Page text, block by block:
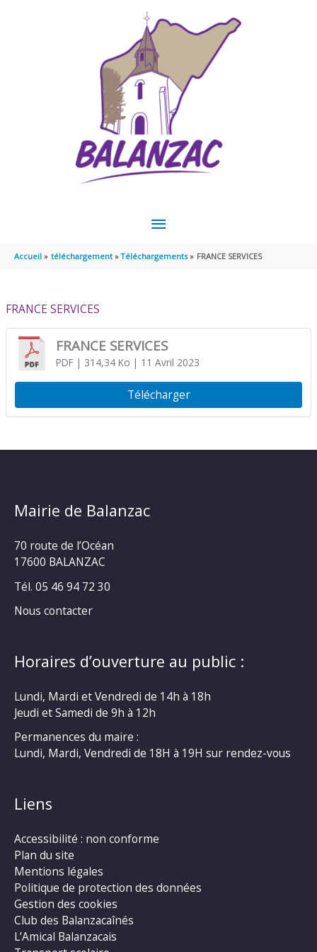
MENU
PRINCIPAL
Accueil téléchargement Téléchargements FRANCE SERVICES
FRANCE SERVICES
FRANCE SERVICES
PDF| 314,34 Ko | 11 Avril 2023
Télécharger
Mairie de Balanzac
70 route de l’Océan
17600 BALANZAC
Tél. 05 46 94 72 30
Nous contacter
Horaires d’ouverture au public :
Lundi, Mardi et Vendredi de 14h à 18h
Jeudi et Samedi de 9h à 12h
Permanences du maire :
Lundi, Mardi, Vendredi de 18H à 19H sur rendez-vous
Liens
Accessibilité : non conforme
Plan du site
Mentions légales
Politique de protection des données
Gestion des cookies
Club des Balanzacaînés
L’Amical Balanzacais